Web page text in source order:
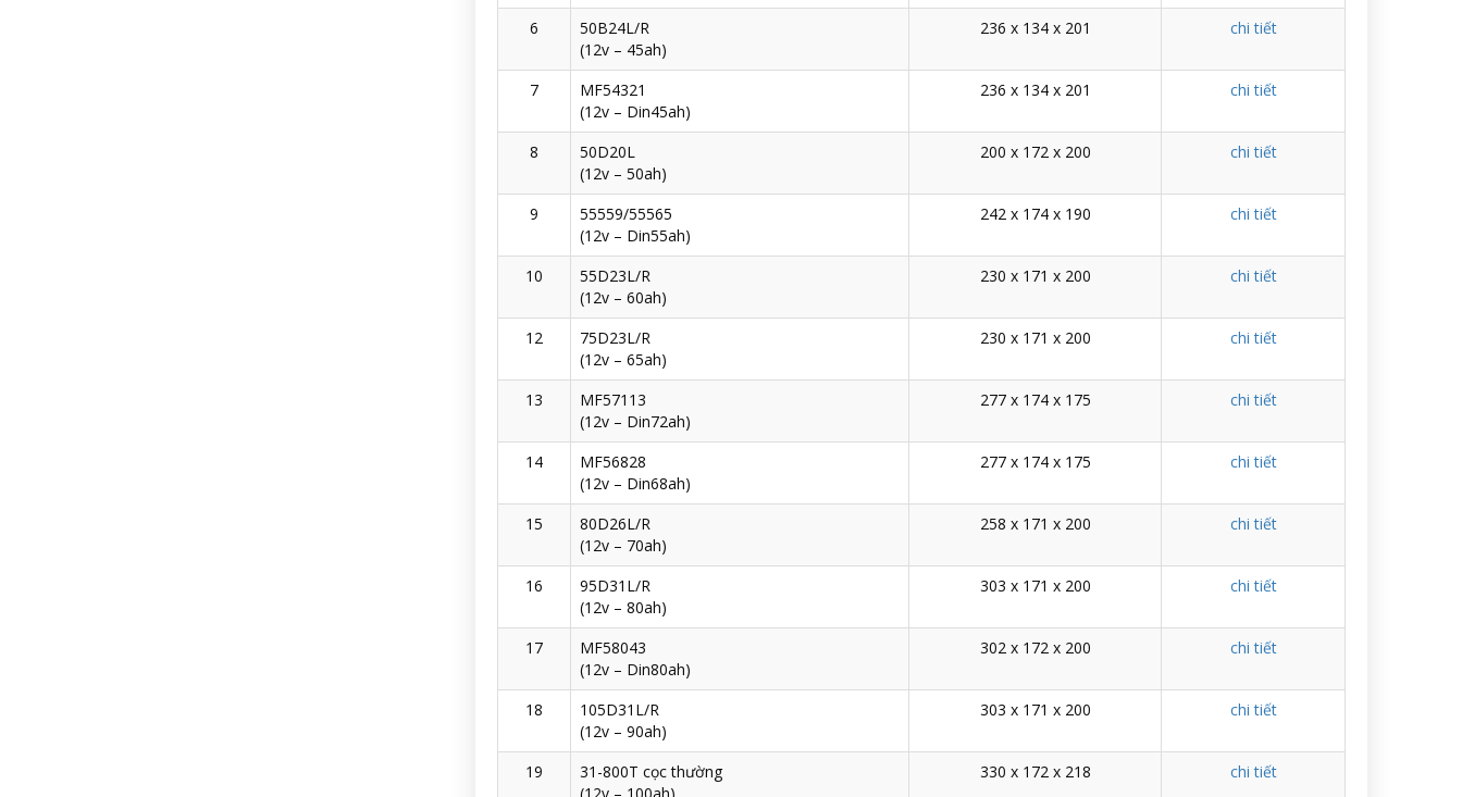
6
50B24L/R
(12v – 45ah)
236 x 134 x 201 chi tiết
7
MF54321
(12v – Din45ah)
236 x 134 x 201 chi tiết
8
50D20L
(12v – 50ah)
200 x 172 x 200 chi tiết
9
55559/55565
(12v – Din55ah)
242 x 174 x 190 chi tiết
10
55D23L/R
(12v – 60ah)
230 x 171 x 200 chi tiết
12
75D23L/R
(12v – 65ah)
230 x 171 x 200 chi tiết
13
MF57113
(12v – Din72ah)
277 x 174 x 175 chi tiết
14
MF56828
(12v – Din68ah)
277 x 174 x 175 chi tiết
15
80D26L/R
(12v – 70ah)
258 x 171 x 200 chi tiết
16
95D31L/R
(12v – 80ah)
303 x 171 x 200 chi tiết
17
MF58043
(12v – Din80ah)
302 x 172 x 200 chi tiết
18
105D31L/R
(12v – 90ah)
303 x 171 x 200 chi tiết
19
31-800T cọc thường
330 x 172 x 218 chi tiết